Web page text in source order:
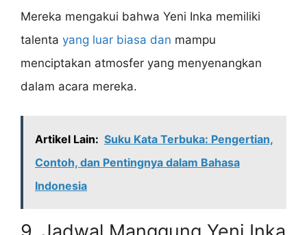
Mereka mengakui bahwa Yeni Inka memiliki
talenta yang luar biasa dan mampu
menciptakan atmosfer yang menyenangkan
dalam acara mereka.
Artikel Lain: Suku Kata Terbuka: Pengertian,
Contoh, dan Pentingnya dalam Bahasa
Indonesia